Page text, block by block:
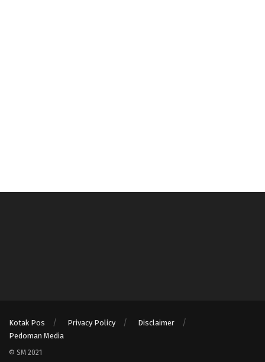
Kotak Pos Privacy Policy
Disclaimer
Pedoman Media
© SM 2021